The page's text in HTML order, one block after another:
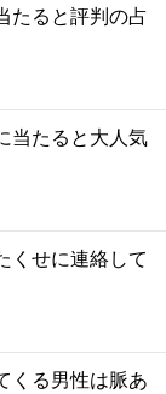
たると評判の占
当たると大人気
くせに連絡して
くる男性は脈あ